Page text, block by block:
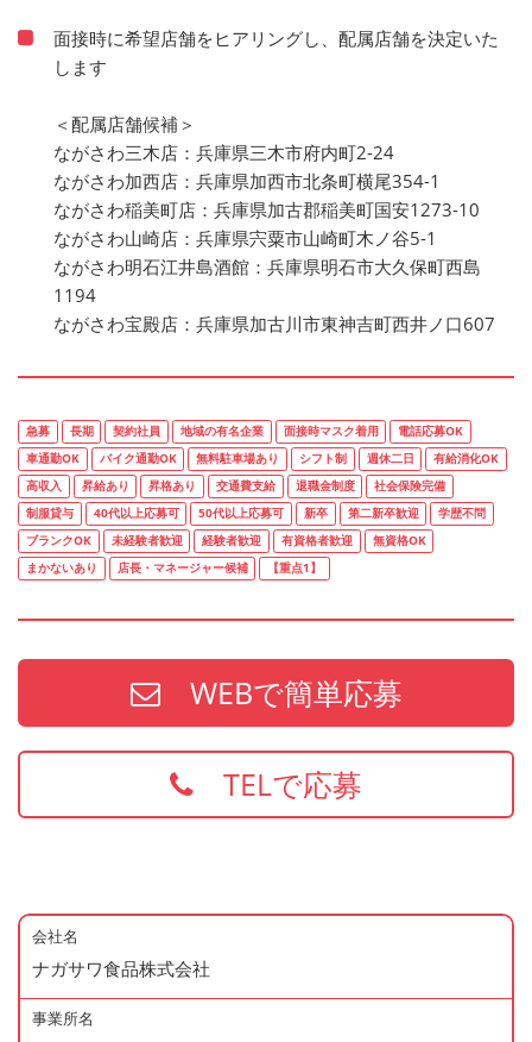
面接時に希望店舗をヒアリングし、配属店舗を決定いた
します
＜配属店舗候補＞
ながさわ三木店：兵庫県三木市府内町2-24
ながさわ加西店：兵庫県加西市北条町横尾354-1
ながさわ稲美町店：兵庫県加古郡稲美町国安1273-10
ながさわ山崎店：兵庫県宍粟市山崎町木ノ谷5-1
ながさわ明石江井島酒館：兵庫県明石市大久保町西島
1194
ながさわ宝殿店：兵庫県加古川市東神吉町西井ノ口607
急募 長期 契約社員 地域の有名企業 面接時マスク着用
電話応募OK
車通勤OK
バイク通勤OK 無料駐車場あり シフト制 週休二日
有給消化OK
高収入
昇給あり 昇格あり 交通費支給 退職金制度
社会保険完備
制服貸与
40代以上応募可 50代以上応募可 新卒 第二新卒歓迎
学歴不問
ブランクOK
未経験者歓迎 経験者歓迎 有資格者歓迎
無資格OK
まかないあり
店長・マネージャー候補 【重点1】
WEBで簡単応募
TELで応募
会社名
ナガサワ食品株式会社
事業所名